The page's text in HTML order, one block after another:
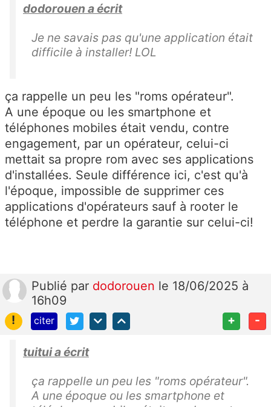
dodorouen a écrit
Je ne savais pas qu'une application était
difficile à installer! LOL
ça rappelle un peu les "roms opérateur".
A une époque ou les smartphone et
téléphones mobiles était vendu, contre
engagement, par un opérateur, celui-ci
mettait sa propre rom avec ses applications
d'installées. Seule différence ici, c'est qu'à
l'époque, impossible de supprimer ces
applications d'opérateurs sauf à rooter le
téléphone et perdre la garantie sur celui-ci!
Publié par dodorouen le 18/06/2025 à
16h09
!
citer + -
tuitui a écrit
ça rappelle un peu les "roms opérateur".
A une époque ou les smartphone et